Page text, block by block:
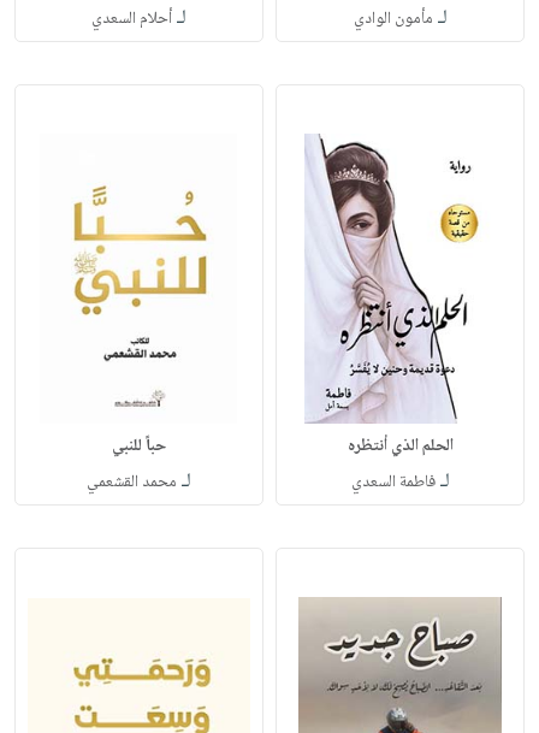
لـ مأمون الوادي لـأحلام السعدي
الحلم الذي أنتظره
لـفاطمة السعدي
حباً للنبي
لـ محمد القشعمي